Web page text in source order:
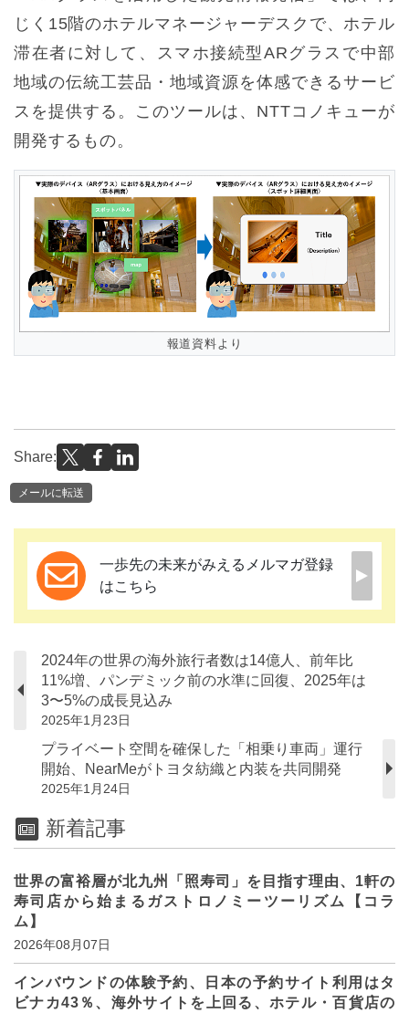
じく15階のホテルマネージャーデスクで、ホテル
滞在者に対して、スマホ接続型ARグラスで中部
地域の伝統工芸品・地域資源を体感できるサービ
スを提供する。このツールは、NTTコノキューが
開発するもの。
報道資料より
Share:
メールに転送
一歩先の未来がみえるメルマガ登録
はこちら
2024年の世界の海外旅行者数は14億人、前年比
11%増、パンデミック前の水準に回復、2025年は
3〜5%の成長見込み
2025年1月23日
プライベート空間を確保した「相乗り車両」運行
開始、NearMeがトヨタ紡織と内装を共同開発
2025年1月24日
新着記事
世界の富裕層が北九州「照寿司」を目指す理由、1軒の
寿司店から始まるガストロノミーツーリズム【コラ
ム】
2026年08月07日
インバウンドの体験予約、日本の予約サイト利用はタ
ビナカ43％、海外サイトを上回る、ホテル・百貨店の